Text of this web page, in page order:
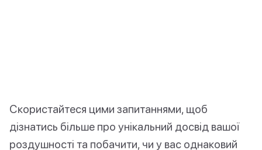
Скористайтеся цими запитаннями, щоб
дізнатись більше про унікальний досвід вашої
роздушності та побачити, чи у вас однаковий